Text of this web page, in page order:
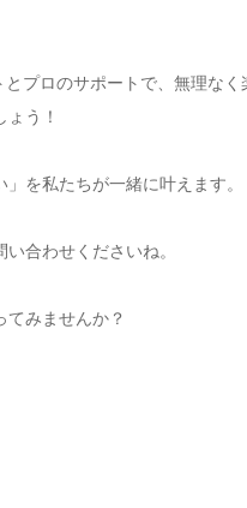
プロのサポートで、無理なく
う！
を私たちが一緒に叶えます。
合わせくださいね。
てみませんか？